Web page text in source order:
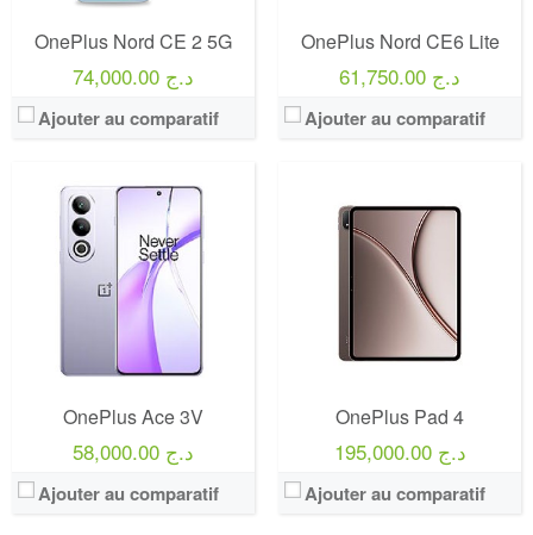
OnePlus Nord CE 2 5G
74,000.00 د.ج
Ajouter au comparatif
OnePlus Nord CE6 Lite
61,750.00 د.ج
Ajouter au comparatif
OnePlus Ace 3V
58,000.00 د.ج
Ajouter au comparatif
OnePlus Pad 4
195,000.00 د.ج
Ajouter au comparatif